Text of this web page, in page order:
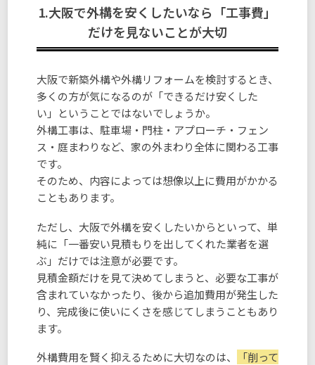
1.大阪で外構を安くしたいなら「工事費」
だけを見ないことが大切
大阪で新築外構や外構リフォームを検討するとき、
多くの方が気になるのが「できるだけ安くした
い」ということではないでしょうか。
外構工事は、駐車場・門柱・アプローチ・フェン
ス・庭まわりなど、家の外まわり全体に関わる工事
です。
そのため、内容によっては想像以上に費用がかかる
こともあります。
ただし、大阪で外構を安くしたいからといって、単
純に「一番安い見積もりを出してくれた業者を選
ぶ」だけでは注意が必要です。
見積金額だけを見て決めてしまうと、必要な工事が
含まれていなかったり、後から追加費用が発生した
り、完成後に使いにくさを感じてしまうこともあり
ます。
外構費用を賢く抑えるために大切なのは、
「削って